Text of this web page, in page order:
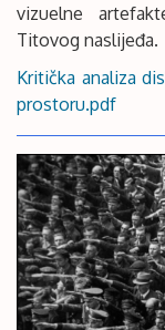
vizuelne
Titovog naslijeđa.
Kritička analiza
prostoru.pdf